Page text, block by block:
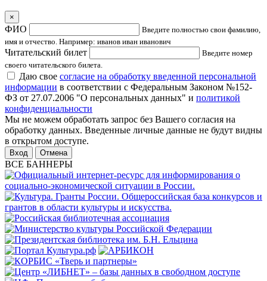
×
ФИО
Введите полностью свои фамилию,
имя и отчество. Например: иванов иван иванович
Читательский билет
Введите номер
своего читательского билета.
Даю свое согласие на обработку введенной персональной
информации в соответствии с Федеральным Законом №152-
ФЗ от 27.07.2006 "О персональных данных" и политикой
конфиденциальности
Мы не можем обработать запрос без Вашего согласия на
обработку данных. Введенные личные данные не будут видны
в открытом доступе.
Отмена
ВСЕ БАННЕРЫ